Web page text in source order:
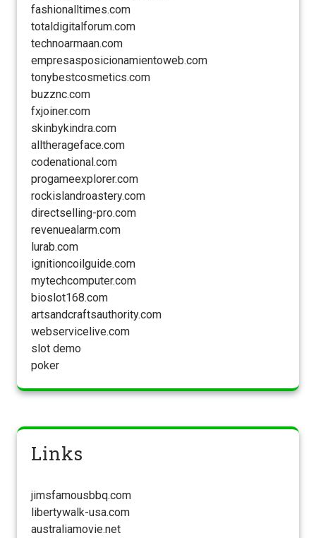
fashionalltimes.com
totaldigitalforum.com
technoarmaan.com
empresasposicionamientoweb.com
tonybestcosmetics.com
buzznc.com
fxjoiner.com
skinbykindra.com
alltherageface.com
codenational.com
progameexplorer.com
rockislandroastery.com
directselling-pro.com
revenuealarm.com
lurab.com
ignitioncoilguide.com
mytechcomputer.com
bioslot168.com
artsandcraftsauthority.com
webservicelive.com
slot demo
poker
Links
jimsfamousbbq.com
libertywalk-usa.com
australiamovie.net